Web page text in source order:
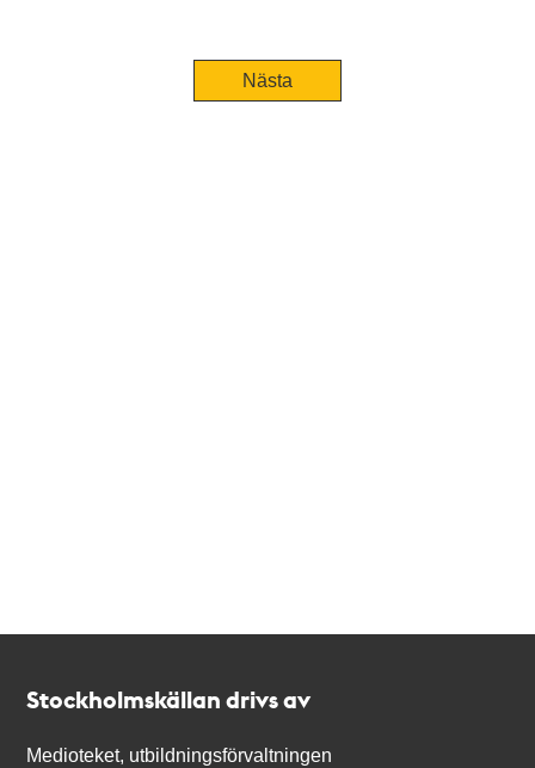
Nästa
Stockholmskällan drivs av
Medioteket, utbildningsförvaltningen